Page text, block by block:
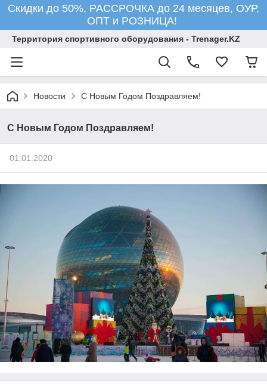
Скидки до 50%, РАССРОЧКА до 24 месяцев, ОУР,
ОПТ и РОЗНИЦА!
Территория спортивного оборудования - Trenager.KZ
Новости С Новым Годом Поздравляем!
С Новым Годом Поздравляем!
01.01.2020